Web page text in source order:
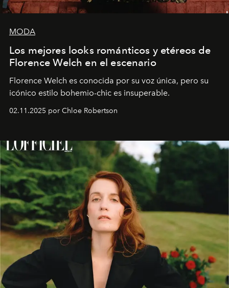
MODA
Los mejores looks románticos y etéreos de
Florence Welch en el escenario
Florence Welch es conocida por su voz única, pero su
icónico estilo bohemio-chic es insuperable.
02.11.2025 por Chloe Robertson